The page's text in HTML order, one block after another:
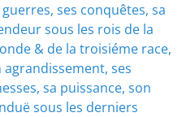
guerres, ses conquêtes, sa
sous les rois de la
& de la troisiéme race,
agrandissement, ses
sa puissance, son
sous les derniers